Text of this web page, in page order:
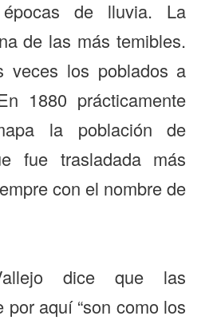
de lluvia. La
de las más temibles.
veces los poblados a
1880 prácticamente
la población de
fue trasladada más
con el nombre de
dice que las
por aquí “son como los